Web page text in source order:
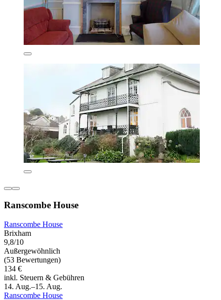
Ranscombe House
Ranscombe House
Brixham
9,8/10
Außergewöhnlich
(53 Bewertungen)
134 €
inkl. Steuern & Gebühren
14. Aug.–15. Aug.
Ranscombe House